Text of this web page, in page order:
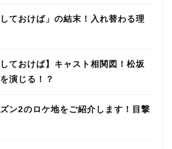
しておけば」の結末！入れ替わる理
しておけば】キャスト相関図！松坂
演じる！？
ン2のロケ地をご紹介します！目撃